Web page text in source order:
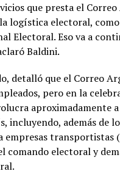
que presta el
logística electoral,
Electoral. Eso va a
Baldini.
detalló que el Correo
pero en la
aproximadamente
incluyendo, además de
empresas transportistas
comando electoral y